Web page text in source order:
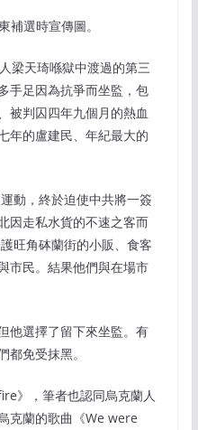
選時宣傳圖。
梁天琦喺獄中渡過的第三
手足因為抗爭而坐監，包
被判囚四年九個月的熱血
年的盧建民、年紀最大的
動，終於迫使中共將一簽
因走私水貨的不速之客而
旺角砵蘭街的小販、食客
市民。結果他們與在場市
他選擇了留下來坐監。有
都免受抹黑。
》，筆者也認同烏克蘭人
克蘭的歌曲《We were